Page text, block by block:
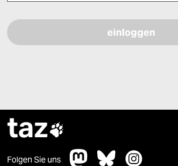
taz
Folgen Sie uns